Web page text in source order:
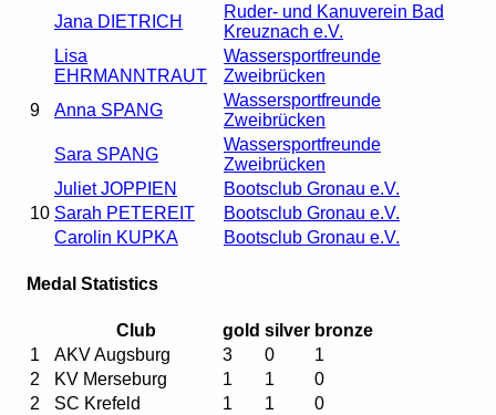
Jana DIETRICH
Ruder- und Kanuverein Bad
Kreuznach e.V.
9
Lisa
EHRMANNTRAUT
Wassersportfreunde
Zweibrücken
Anna SPANG
Wassersportfreunde
Zweibrücken
Sara SPANG
Wassersportfreunde
Zweibrücken
10
Juliet JOPPIEN
Bootsclub Gronau e.V.
Sarah PETEREIT
Bootsclub Gronau e.V.
Carolin KUPKA
Bootsclub Gronau e.V.
Medal Statistics
Club gold silver bronze
1
AKV Augsburg 3 0
1
2
KV Merseburg 1 1
0
2
SC Krefeld 1 1
0